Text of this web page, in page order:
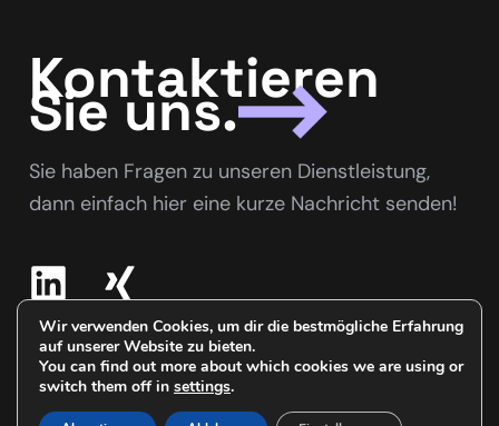
Kontaktieren
Sie uns.
Sie haben Fragen zu unseren Dienstleistung,
dann einfach hier eine kurze Nachricht senden!
©2026 Astana Performance. All Rights Reserved.
Datenschutzerklärung & Impressum
Wir verwenden Cookies, um dir die bestmögliche Erfahrung
auf unserer Website zu bieten.
You can find out more about which cookies we are using or
switch them off in settings.